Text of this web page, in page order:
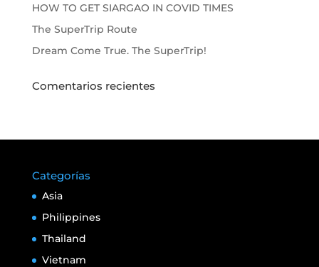
HOW TO GET SIARGAO IN COVID TIMES
The SuperTrip Route
Dream Come True. The SuperTrip!
Comentarios recientes
Categorías
Asia
Philippines
Thailand
Vietnam